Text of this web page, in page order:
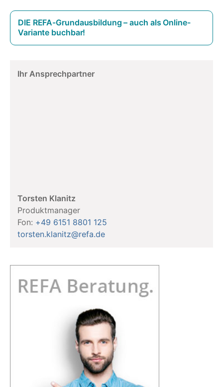
DIE REFA-Grundausbildung – auch als Online-
Variante buchbar!
Ihr Ansprechpartner
Torsten Klanitz
Produktmanager
Fon: +49 6151 8801 125
torsten.klanitz@refa.de